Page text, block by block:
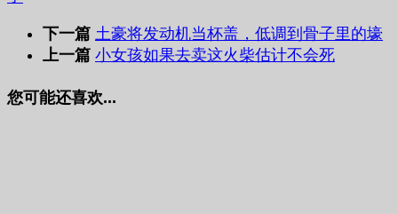
下一篇 土豪将发动机当杯盖，低调到骨子里的壕
上一篇 小女孩如果去卖这火柴估计不会死
您可能还喜欢...